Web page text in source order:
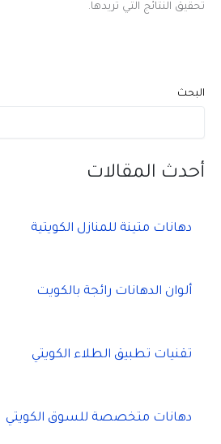
تحقيق النتائج التي تريدها.
البحث
أحدث المقالات
دهانات متينة للمنازل الكويتية
ألوان الدهانات رائجة بالكويت
تقنيات تطبيق الطلاء الكويتي
دهانات متخصصة للسوق الكويتي